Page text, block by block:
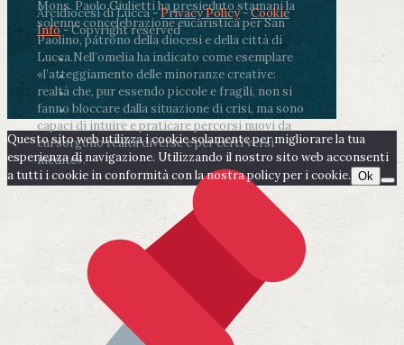
Mons. Paolo Giulietti ha presieduto stamani la
solenne concelebrazione eucaristica per San
Paolino, patrono della diocesi e della città di
Lucca.Nell’omelia ha indicato come esemplare
«l’atteggiamento delle minoranze creative:
realtà che, pur essendo piccole e fragili, non si
fanno bloccare dalla situazione di crisi, ma sono
capaci di intuire e praticare percorsi nuovi da
cui sorgono realtà diverse e per certi versi
inedite».
Arcidiocesi di Lucca -Privacy Policy-Cookie
Info- Copyright reserved
Questo sito web utilizza i cookie solamente per migliorare la tua
esperienza di navigazione. Utilizzando il nostro sito web acconsenti
a tutti i cookie in conformità con la nostra policy per i cookie. Ok